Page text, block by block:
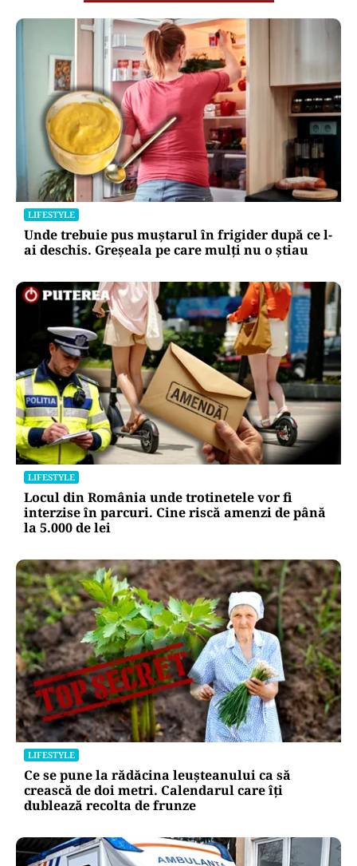
LIFESTYLE
Unde trebuie pus muștarul în frigider după ce l-
ai deschis. Greșeala pe care mulți nu o știau
LIFESTYLE
Locul din România unde trotinetele vor fi
interzise în parcuri. Cine riscă amenzi de până
la 5.000 de lei
LIFESTYLE
Ce se pune la rădăcina leușteanului ca să
crească de doi metri. Calendarul care îți
dublează recolta de frunze